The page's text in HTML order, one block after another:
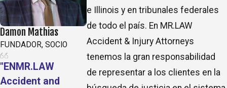
Damon Mathias
FUNDADOR, SOCIO
"ENMR.LAW
Accident and
e Illinois y en tribunales federales
de todo el país. En MR.LAW
Accident & Injury Attorneys
tenemos la gran responsabilidad
de representar a los clientes en la